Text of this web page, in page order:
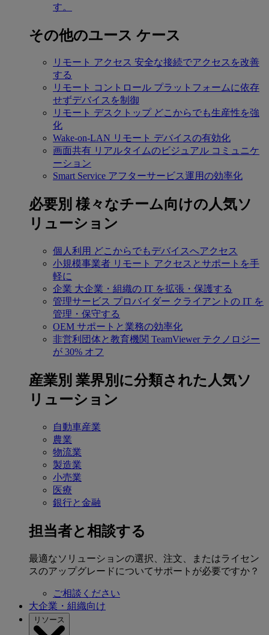
す。
その他のユース ケース
リモート アクセス 安全な接続でアクセスを改善
する
リモート コントロール プラットフォームに依存
せずデバイスを制御
リモート デスクトップ どこからでも生産性を強
化
Wake-on-LAN リモート デバイスの有効化
画面共有 リアルタイムのビジュアル コミュニケ
ーション
Smart Service アフターサービス運用の効率化
必要別 様々なチーム向けの人気ソ
リューション
個人利用 どこからでもデバイスへアクセス
小規模事業者 リモート アクセスとサポートを手
軽に
企業 大企業・組織の IT を拡張・保護する
管理サービス プロバイダー クライアントの IT を
管理・保守する
OEM サポートと業務の効率化
非営利団体と教育機関 TeamViewer テクノロジー
が 30% オフ
産業別 業界別に分類された人気ソ
リューション
自動車産業
農業
物流業
製造業
小売業
医療
銀行と金融
担当者と相談する
最適なソリューションの選択、注文、またはライセン
スのアップグレードについてサポートが必要ですか？
ご相談ください
大企業・組織向け
リソース